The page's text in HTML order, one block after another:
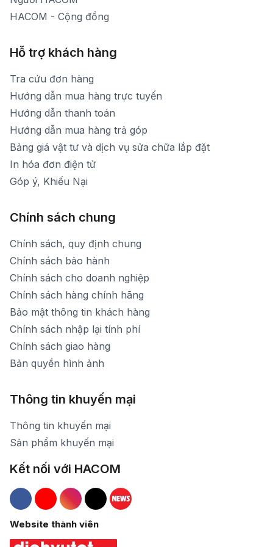
HACOM - Cộng đồng
Hỗ trợ khách hàng
Tra cứu đơn hàng
Hướng dẫn mua hàng trực tuyến
Hướng dẫn thanh toán
Hướng dẫn mua hàng trả góp
Bảng giá vật tư và dịch vụ sửa chữa lắp đặt
In hóa đơn điện tử
Góp ý, Khiếu Nại
Chính sách chung
Chính sách, quy định chung
Chính sách bảo hành
Chính sách cho doanh nghiệp
Chính sách hàng chính hãng
Bảo mật thông tin khách hàng
Chính sách nhập lại tính phí
Chính sách giao hàng
Bản quyền hình ảnh
Thông tin khuyến mại
Thông tin khuyến mại
Sản phẩm khuyến mại
Kết nối với HACOM
Hacom Facebook
Hacom YouTube
Hacom Instagram
Hacom TikTok
Website thành viên